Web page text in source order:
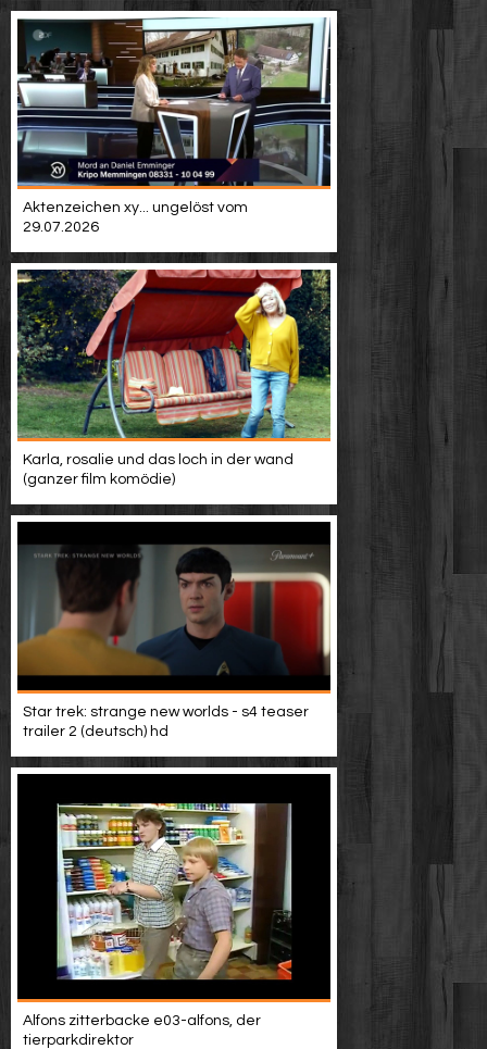
Aktenzeichen xy... ungelöst vom
29.07.2026
Karla, rosalie und das loch in der wand
(ganzer film komödie)
Star trek: strange new worlds - s4 teaser
trailer 2 (deutsch) hd
Alfons zitterbacke e03-alfons, der
tierparkdirektor